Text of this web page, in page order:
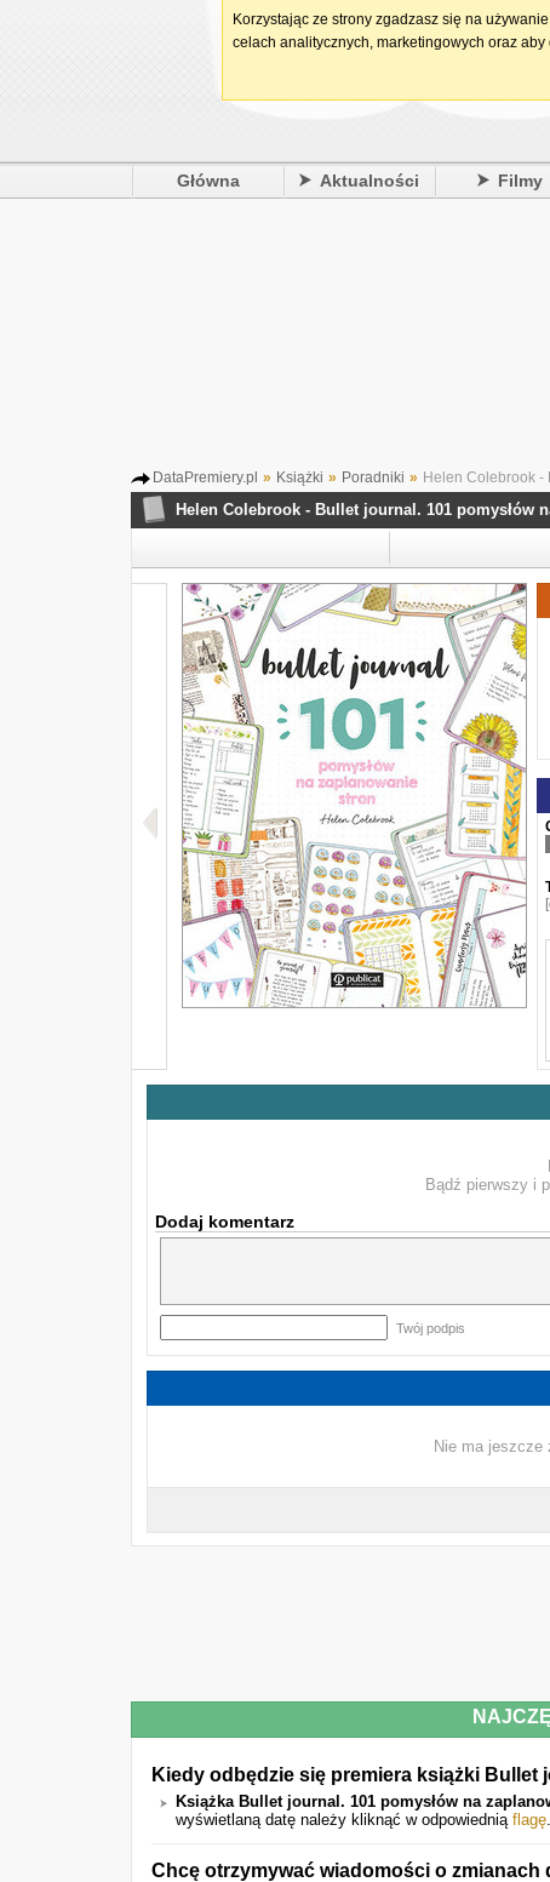
Główna Aktualności Filmy
DataPremiery.pl » Książki » Poradniki » Helen Colebrook -
Helen Colebrook - Bullet journal. 101 pomysłów
Bądź pierwszy i
Dodaj komentarz
Twój podpis
Nie ma jeszcze
Kiedy odbędzie się premiera książki Bullet
Książka Bullet journal. 101 pomysłów na
wyświetlaną datę należy kliknąć w odpowiednią flagę
Chcę otrzymywać wiadomości o
Korzystając ze strony zgadzasz się na
celach analitycznych, marketingowych oraz